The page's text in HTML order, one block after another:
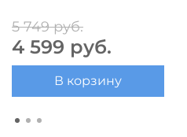
5 749 руб.
4 599 руб.
В корзину